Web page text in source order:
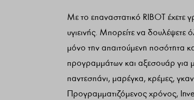
Με το επαναστατικό RIBOT έχετε
υγιεινής. Μπορείτε να
μόνο την απαιτούμενη ποσότητα
προγραμμάτων και αξεσουάρ για
παντεσπάνι, μαρέγκα, κρέμες,
Προγραμματιζόμενος χρόνος,